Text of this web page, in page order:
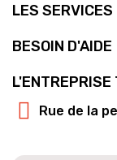
LES SERVICES
BESOIN D'AIDE
L'ENTREPRISE
Rue de la